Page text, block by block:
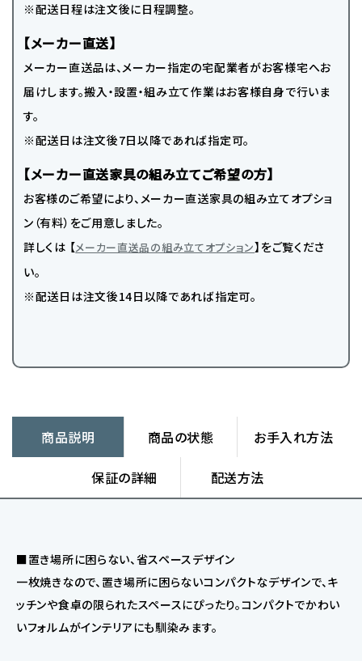
※配送日程は注文後に日程調整。
【メーカー直送】
メーカー直送品は、メーカー指定の宅配業者がお客様宅へお
届けします。搬入・設置・組み立て作業はお客様自身で行いま
す。
※配送日は注文後7日以降であれば指定可。
【メーカー直送家具の組み立てご希望の方】
お客様のご希望により、メーカー直送家具の組み立てオプショ
ン（有料）をご用意しました。
詳しくは 【メーカー直送品の組み立てオプション】をご覧くださ
い。
※配送日は注文後14日以降であれば指定可。
商品説明 商品の状態 お手入れ方法
保証の詳細 配送方法
■置き場所に困らない、省スペースデザイン
一枚焼きなので、置き場所に困らないコンパクトなデザインで、キ
ッチンや食卓の限られたスペースにぴったり。コンパクトでかわい
いフォルムがインテリアにも馴染みます。